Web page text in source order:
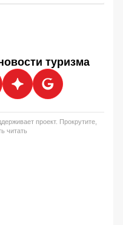
туризма
проект. Прокрутите,
читать